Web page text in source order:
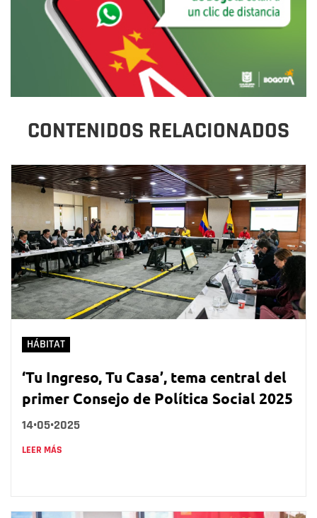
CONTENIDOS RELACIONADOS
HÁBITAT
‘Tu Ingreso, Tu Casa’, tema central del
primer Consejo de Política Social 2025
14•05•2025
LEER MÁS